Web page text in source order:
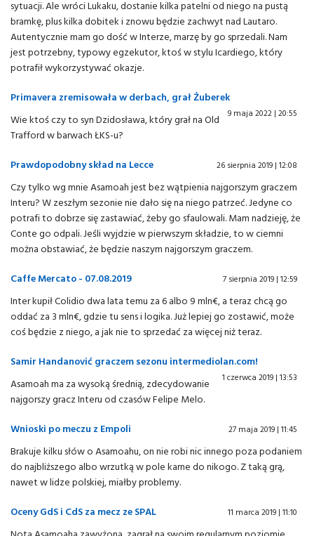
sytuacji. Ale wróci Lukaku, dostanie kilka patelni od niego na pustą
bramkę, plus kilka dobitek i znowu będzie zachwyt nad Lautaro.
Autentycznie mam go dość w Interze, marzę by go sprzedali. Nam
jest potrzebny, typowy egzekutor, ktoś w stylu Icardiego, który
potrafił wykorzystywać okazje.
Primavera zremisowała w derbach, grał Żuberek
9 maja 2022 | 20:55
Wie ktoś czy to syn Dzidosława, który grał na Old
Trafford w barwach ŁKS-u?
Prawdopodobny skład na Lecce
26 sierpnia 2019 | 12:08
Czy tylko wg mnie Asamoah jest bez wątpienia najgorszym graczem
Interu? W zeszłym sezonie nie dało się na niego patrzeć. Jedyne co
potrafi to dobrze się zastawiać, żeby go sfaulowali. Mam nadzieję, że
Conte go odpali. Jeśli wyjdzie w pierwszym składzie, to w ciemni
można obstawiać, że będzie naszym najgorszym graczem.
Caffe Mercato - 07.08.2019
7 sierpnia 2019 | 12:59
Inter kupił Colidio dwa lata temu za 6 albo 9 mln€, a teraz chcą go
oddać za 3 mln€, gdzie tu sens i logika. Już lepiej go zostawić, może
coś będzie z niego, a jak nie to sprzedać za więcej niż teraz.
Samir Handanović graczem sezonu intermediolan.com!
1 czerwca 2019 | 13:53
Asamoah ma za wysoką średnią, zdecydowanie
najgorszy gracz Interu od czasów Felipe Melo.
Wnioski po meczu z Empoli
27 maja 2019 | 11:45
Brakuje kilku słów o Asamoahu, on nie robi nic innego poza podaniem
do najbliższego albo wrzutką w pole karne do nikogo. Z taką grą,
nawet w lidze polskiej, miałby problemy.
Oceny GdS i CdS za mecz ze SPAL
11 marca 2019 | 11:10